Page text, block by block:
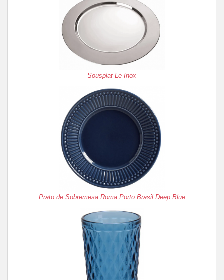
Sousplat Le Inox
Prato de Sobremesa Roma Porto Brasil Deep Blue